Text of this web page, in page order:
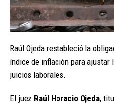
Raúl Ojeda restableció la
índice de inflación para ajustar
juicios laborales.
El juez Raúl Horacio Ojeda,